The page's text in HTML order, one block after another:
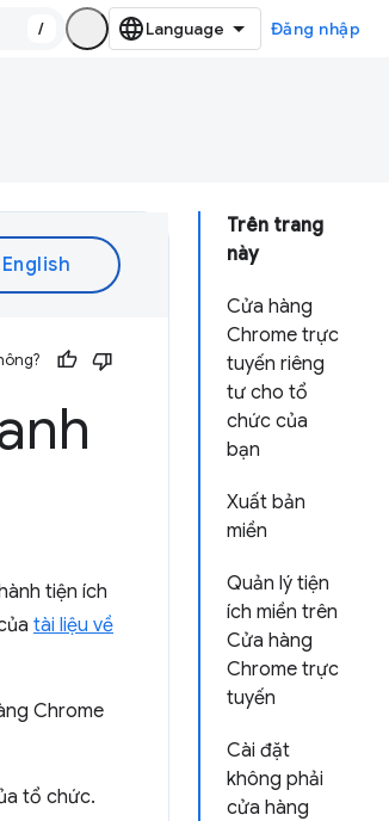
/ Đăng nhập
Trên trang
này
Cửa hàng
Chrome trực
tuyến riêng
tư cho tổ
chức của
bạn
Xuất bản
miền
Quản lý tiện
ích miền trên
Cửa hàng
Chrome trực
tuyến
Cài đặt
không phải
cửa hàng
tiện ích
tài liệu về
Chrome
tổ chức.